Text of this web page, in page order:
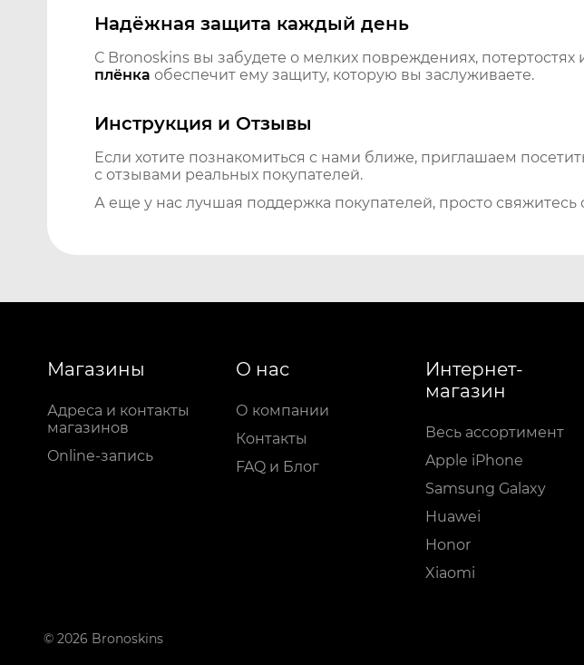
Надёжная защита каждый день
С Bronoskins вы забудете о мелких повреждениях, потертостях
плёнка обеспечит ему защиту, которую вы заслуживаете.
Инструкция и Отзывы
Если хотите познакомиться с нами ближе, приглашаем
с отзывами реальных покупателей.
А еще у нас лучшая поддержка покупателей, просто свяжитесь
Магазины
Адреса и контакты
магазинов
Online-запись
О нас
О компании
Контакты
FAQ и Блог
Интернет-
магазин
Весь ассортимент
Apple iPhone
Samsung Galaxy
Huawei
Honor
Xiaomi
© 2026 Bronoskins